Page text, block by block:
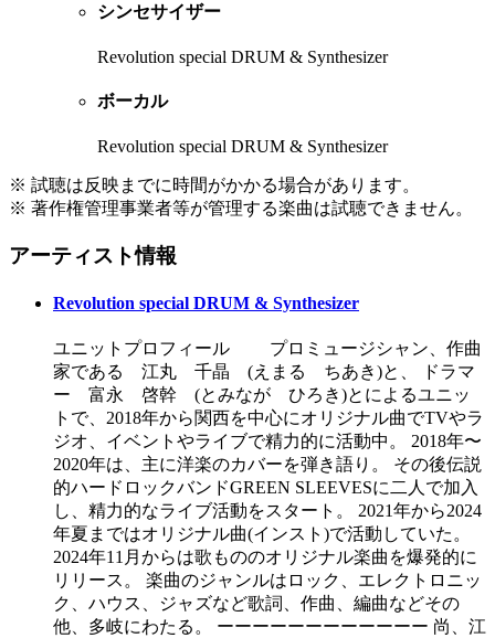
シンセサイザー
Revolution special DRUM & Synthesizer
ボーカル
Revolution special DRUM & Synthesizer
※ 試聴は反映までに時間がかかる場合があります。
※ 著作権管理事業者等が管理する楽曲は試聴できません。
アーティスト情報
Revolution special DRUM & Synthesizer
ユニットプロフィール プロミュージシャン、作曲
家である 江丸 千晶 (えまる ちあき)と、 ドラマ
ー 富永 啓幹 (とみなが ひろき)とによるユニッ
トで、2018年から関西を中心にオリジナル曲でTVやラ
ジオ、イベントやライブで精力的に活動中。 2018年〜
2020年は、主に洋楽のカバーを弾き語り。 その後伝説
的ハードロックバンドGREEN SLEEVESに二人で加入
し、精力的なライブ活動をスタート。 2021年から2024
年夏まではオリジナル曲(インスト)で活動していた。
2024年11月からは歌もののオリジナル楽曲を爆発的に
リリース。 楽曲のジャンルはロック、エレクトロニッ
ク、ハウス、ジャズなど歌詞、作曲、編曲などその
他、多岐にわたる。 ーーーーーーーーーーーー 尚、江